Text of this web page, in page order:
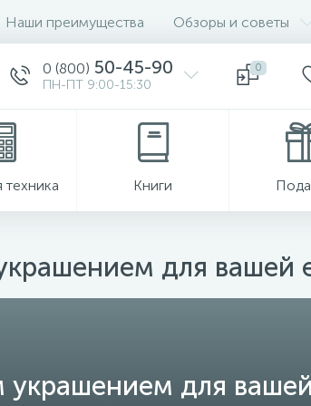
Наши преимущества Обзоры и советы
0 (800) 50-45-90
ПН-ПТ 9:00-15:30
0
Книги
для вашей
для